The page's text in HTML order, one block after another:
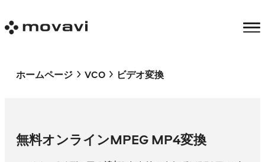
ホームページ VCO ビデオ変換
無料オンラインMPEG MP4変換